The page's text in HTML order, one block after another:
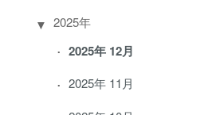
2025年
2025年 12月
2025年 11月